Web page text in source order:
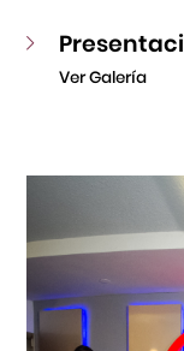
Ver Galería